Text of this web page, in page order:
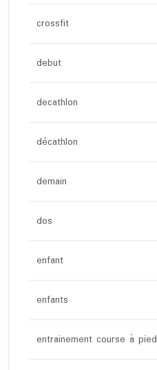
crossfit
debut
decathlon
décathlon
demain
dos
enfant
enfants
entrainement course à pied